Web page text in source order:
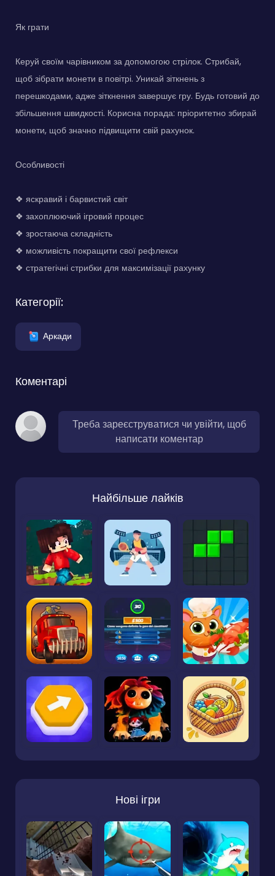
Як грати
Керуй своїм чарівником за допомогою стрілок. Стрибай,
щоб зібрати монети в повітрі. Уникай зіткнень з
перешкодами, адже зіткнення завершує гру. Будь готовий до
збільшення швидкості. Корисна порада: пріоритетно збирай
монети, щоб значно підвищити свій рахунок.
Особливості
❖ яскравий і барвистий світ
❖ захоплюючий ігровий процес
❖ зростаюча складність
❖ можливість покращити свої рефлекси
❖ стратегічні стрибки для максимізації рахунку
Категорії:
Аркади
Коментарі
Треба зареєструватися чи увійти, щоб
написати коментар
Найбільше лайків
Нові ігри